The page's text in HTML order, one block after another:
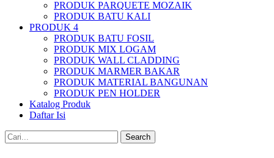
PRODUK PARQUETE MOZAIK
PRODUK BATU KALI
PRODUK 4
PRODUK BATU FOSIL
PRODUK MIX LOGAM
PRODUK WALL CLADDING
PRODUK MARMER BAKAR
PRODUK MATERIAL BANGUNAN
PRODUK PEN HOLDER
Katalog Produk
Daftar Isi
Search